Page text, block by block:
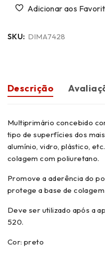
SKU: DIMA7428
Descrição
Multiprimário concebido
tipo de superfícies dos
alumínio, vidro, plástico,
colagem com poliuretano.
Promove a aderência do
protege a base de
Deve ser utilizado após a
520.
Cor: preto